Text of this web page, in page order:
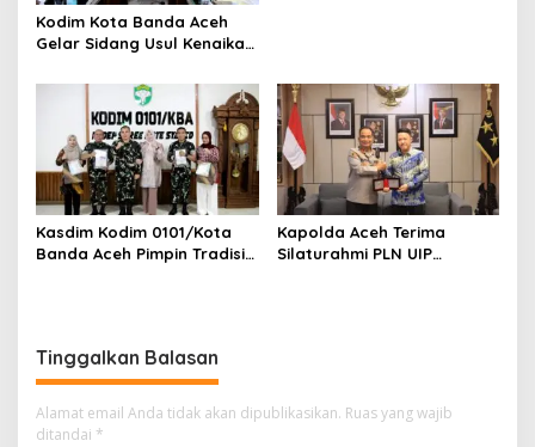
Kodim Kota Banda Aceh
Gelar Sidang Usul Kenaikan
Tamtama Periode 1 April
Kasdim Kodim 0101/Kota
Banda Aceh Pimpin Tradisi
Kapolda Aceh Terima
Silaturahmi PLN UIP
Tinggalkan Balasan
Alamat email Anda tidak akan dipublikasikan. Ruas yang wajib
ditandai *